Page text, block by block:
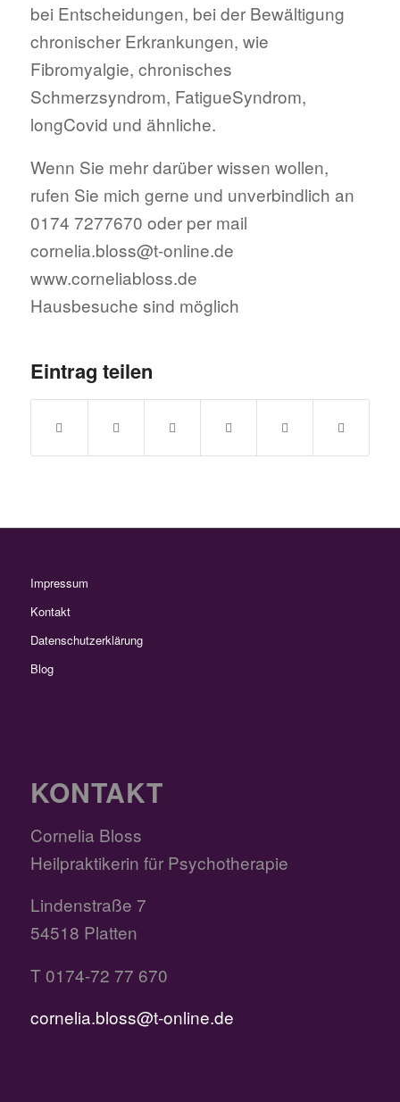
bei Entscheidungen, bei der Bewältigung
chronischer Erkrankungen, wie
Fibromyalgie, chronisches
Schmerzsyndrom, FatigueSyndrom,
longCovid und ähnliche.
Wenn Sie mehr darüber wissen wollen,
rufen Sie mich gerne und unverbindlich an
0174 7277670 oder per mail
cornelia.bloss@t-online.de
www.corneliabloss.de
Hausbesuche sind möglich
Eintrag teilen
Impressum
Kontakt
Datenschutzerklärung
Blog
KONTAKT
Cornelia Bloss
Heilpraktikerin für Psychotherapie
Lindenstraße 7
54518 Platten
T 0174-72 77 670
cornelia.bloss@t-online.de